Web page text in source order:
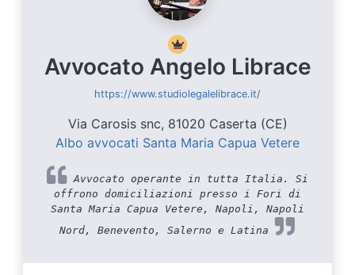
Avvocato Angelo Librace
https://www.studiolegalelibrace.it/
Via Carosis snc, 81020 Caserta (CE)
Albo avvocati Santa Maria Capua Vetere
Avvocato operante in tutta Italia. Si
offrono domiciliazioni presso i Fori di
Santa Maria Capua Vetere, Napoli, Napoli
Nord, Benevento, Salerno e Latina